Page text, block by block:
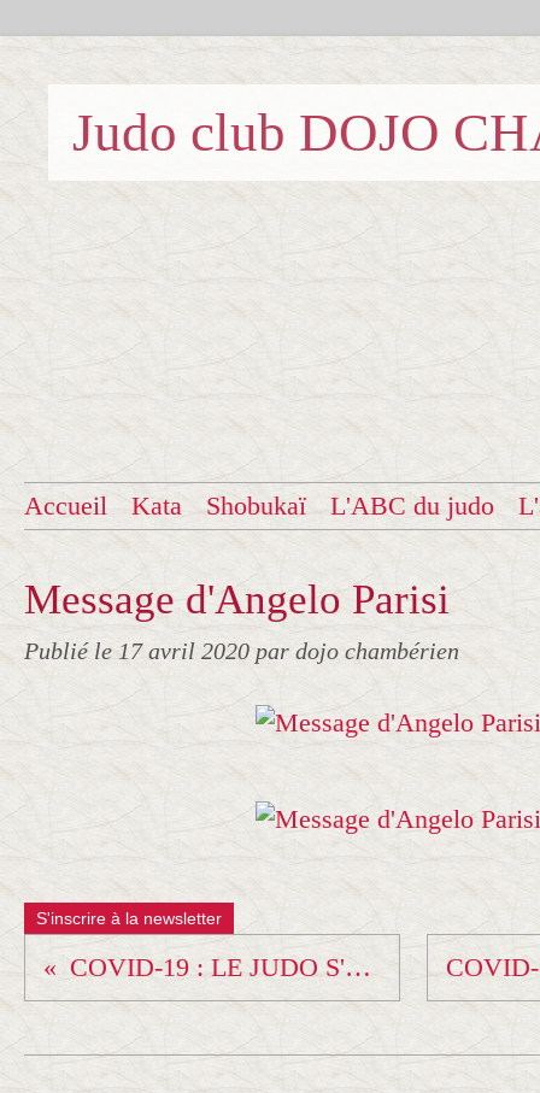
Judo club DOJO
Accueil Kata Shobukaï L'ABC du judo
Message d'Angelo Parisi
Publié le 17 avril 2020 par dojo chambérien
S'inscrire à la newsletter
COVID-19 : LE JUDO S'ADAPTE - LA SÉANCE DU 16 AVRIL + Jeux